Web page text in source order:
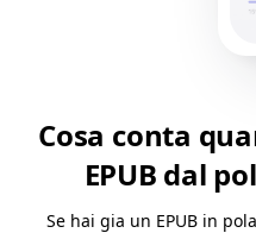
Cosa conta
EPUB dal
Se hai gia un EPUB in